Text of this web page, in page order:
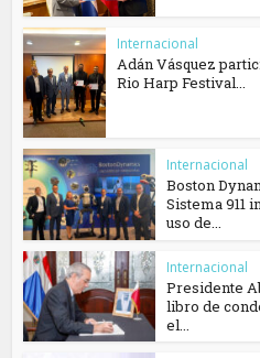
Internacional
Adán Vásquez
Rio Harp Festival...
Internacional
Boston
Sistema 911
uso de...
Internacional
Presidente
libro de
el...